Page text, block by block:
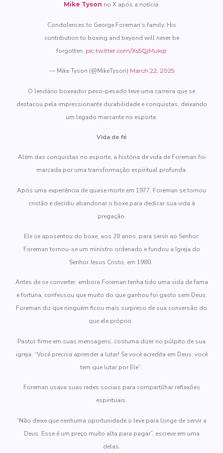
Mike Tyson no X após a notícia.
Condolences to George Foreman’s family. His
contribution to boxing and beyond will never be
forgotten. pic.twitter.com/Xs5QjMukqr
— Mike Tyson (@MikeTyson) March 22, 2025
O lendário boxeador peso-pesado teve uma carreira que se
destacou pela impressionante durabilidade e conquistas, deixando
um legado marcante no esporte.
Vida de fé
Além das conquistas no esporte, a história de vida de Foreman foi
marcada por uma transformação espiritual profunda.
Após uma experiência de quase morte em 1977, Foreman se tornou
cristão e decidiu abandonar o boxe para dedicar sua vida à
pregação.
Ele se aposentou do boxe, aos 28 anos, para servir ao Senhor.
Foreman tornou-se um ministro ordenado e fundou a Igreja do
Senhor Jesus Cristo, em 1980.
Antes de se converter, embora Foreman tenha tido uma vida de fama
e fortuna, confessou que muito do que ganhou foi gasto sem Deus.
Foreman diz que ninguém ficou mais surpreso de sua conversão do
que ele próprio.
Pastor firme em suas mensagens, costuma dizer no púlpito de sua
igreja: “Você precisa aprender a lutar! Se você acredita em Deus, você
tem que lutar por Ele”.
Foreman usava suas redes sociais para compartilhar reflexões
espirituais.
“Não deixe que nenhuma oportunidade o leve para longe de servir a
Deus. Esse é um preço muito alta para pagar”, escreve em uma
delas.